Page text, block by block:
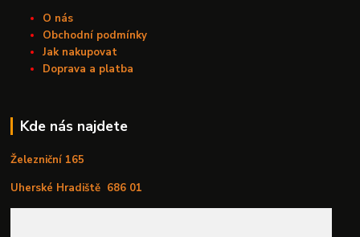
O nás
Obchodní podmínky
Jak nakupovat
Doprava a platba
Kde nás najdete
Železniční 165
Uherské Hradiště 686 01